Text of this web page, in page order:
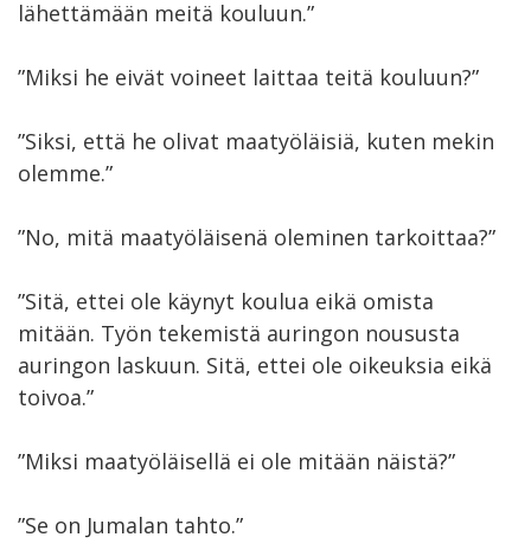
lähettämään meitä kouluun.”
”Miksi he eivät voineet laittaa teitä kouluun?”
”Siksi, että he olivat maatyöläisiä, kuten mekin
olemme.”
”No, mitä maatyöläisenä oleminen tarkoittaa?”
”Sitä, ettei ole käynyt koulua eikä omista
mitään. Työn tekemistä auringon noususta
auringon laskuun. Sitä, ettei ole oikeuksia eikä
toivoa.”
”Miksi maatyöläisellä ei ole mitään näistä?”
”Se on Jumalan tahto.”